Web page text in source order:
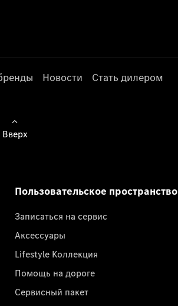
Новости Стать дилером
Вверх
Пользовательское пространство
Записаться на сервис
Аксессуары
Lifestyle Коллекция
Помощь на дороге
Сервисный пакет